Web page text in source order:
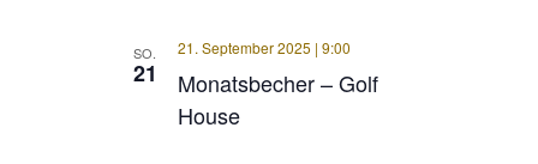
SO.
21
Monatsbecher – Golf
House
21. September 2025 | 9:00